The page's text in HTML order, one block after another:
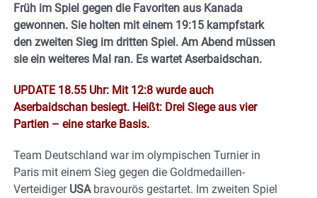
Früh im Spiel gegen die Favoriten aus Kanada
gewonnen. Sie holten mit einem 19:15 kampfstark
den zweiten Sieg im dritten Spiel. Am Abend müssen
sie ein weiteres Mal ran. Es wartet Aserbaidschan.
UPDATE 18.55 Uhr: Mit 12:8 wurde auch
Aserbaidschan besiegt. Heißt: Drei Siege aus vier
Partien – eine starke Basis.
Team Deutschland war im olympischen Turnier in
Paris mit einem Sieg gegen die Goldmedaillen-
Verteidiger USAbravourös gestartet. Im zweiten Spiel